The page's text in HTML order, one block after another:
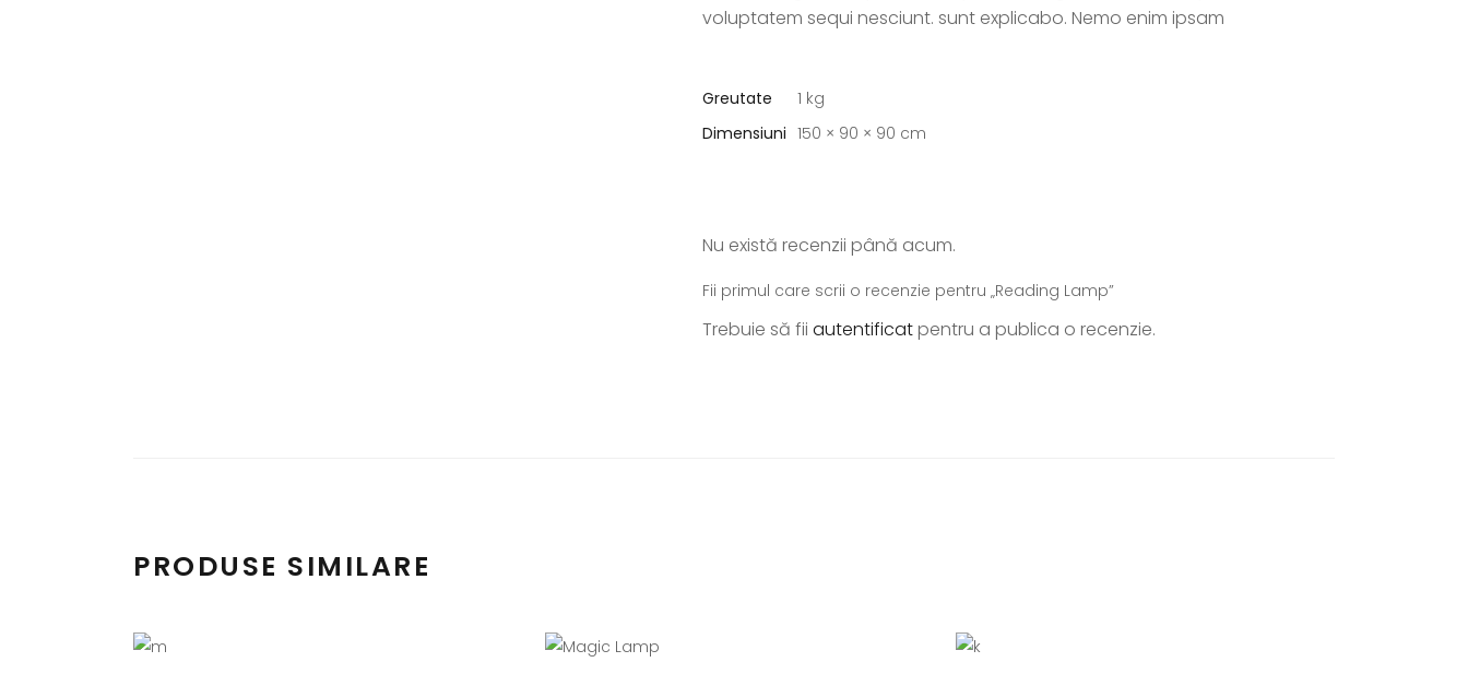
voluptatem sequi nesciunt. sunt explicabo. Nemo enim ipsam
Greutate
1 kg
Dimensiuni 150 × 90 × 90 cm
Nu există recenzii până acum.
Fii primul care scrii o recenzie pentru „Reading Lamp”
Trebuie să fii autentificatpentru a publica o recenzie.
PRODUSE SIMILARE